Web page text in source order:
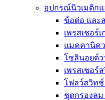
อุปกรณ์นิวเมติกแ
ข้อต่อ และส
เพรสเชอร์เ
แมคคานิคว
โซลินอยด์ว
เพรสเชอร์ส
โฟลว์สวิทช์
ชุดกรองลม